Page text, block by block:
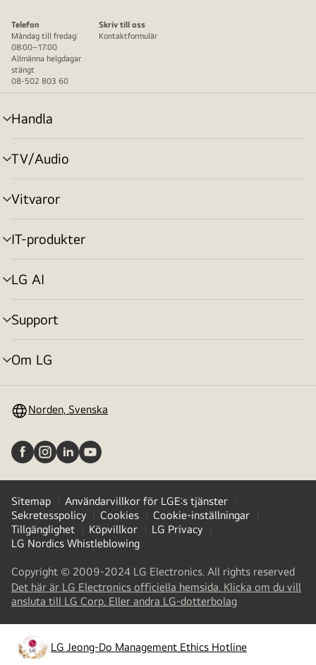
Telefon
Måndag till fredag:
08:00–17:00
Allmänna helgdagar
stängt
08-502 803 60
Skriv till oss
Kontaktformulär
Handla
menyväxling
TV/Audio
menyväxling
Vitvaror
menyväxling
IT-produkter
menyväxling
LG AI
menyväxling
Support
menyväxling
Om LG
menyväxling
Norden, Svenska
Sitemap
Användarvillkor för LGE:s tjänster
Sekretesspolicy
Cookies
Cookie-inställningar
Tillgänglighet
Köpvillkor
LG Privacy
LG Nordics Whistleblowing
Copyright © 2009-2024 LG Electronics. All rights reserved
Det här är LG Electronics officiella hemsida. Klicka om du vill
ansluta till LG Corp. Eller andra LG-dotterbolag(
a
new
tab
LG Jeong-Do Management Ethics Hotline
opens